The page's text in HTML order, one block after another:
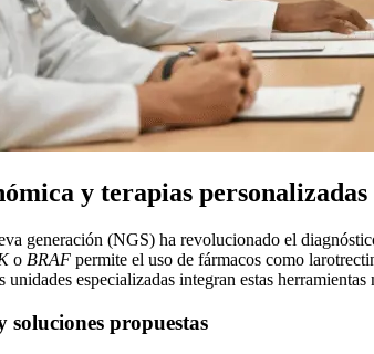
y terapias personalizadas
generación (NGS) ha revolucionado el
o BRAF permite el uso de fármacos como
unidades especializadas integran estas
soluciones propuestas